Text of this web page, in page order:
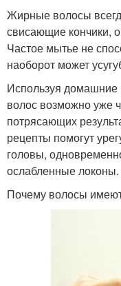
Жирные волосы
свисающие кончики,
Частое мытье не
наоборот может
Используя домашние
волос возможно уже
потрясающих
рецепты помогут
головы,
ослабленные локоны.
Почему волосы